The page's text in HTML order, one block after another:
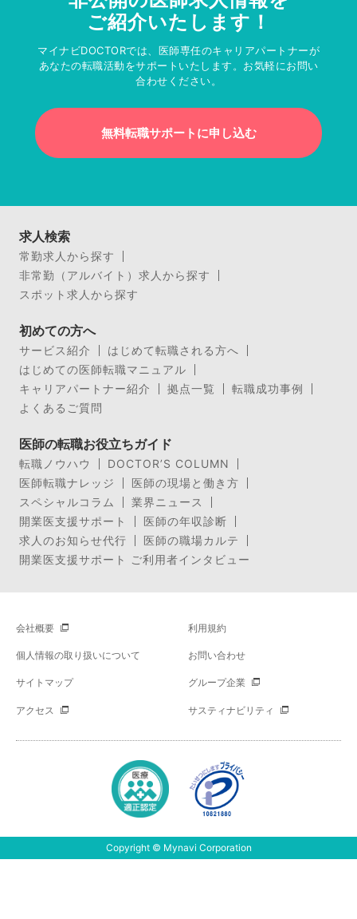
ご紹介いたします！
マイナビDOCTORでは、医師専任のキャリアパートナーが
あなたの転職活動をサポートいたします。お気軽にお問い
合わせください。
無料転職サポートに申し込む
求人検索
常勤求人から探す
非常勤（アルバイト）求人から探す
スポット求人から探す
初めての方へ
サービス紹介
はじめて転職される方へ
はじめての医師転職マニュアル
キャリアパートナー紹介
拠点一覧
転職成功事例
よくあるご質問
医師の転職お役立ちガイド
転職ノウハウ
DOCTOR’S COLUMN
医師転職ナレッジ
医師の現場と働き方
スペシャルコラム
業界ニュース
開業医支援サポート
医師の年収診断
求人のお知らせ代行
医師の職場カルテ
開業医支援サポート ご利用者インタビュー
会社概要 利用規約
個人情報の取り扱いについて お問い合わせ
サイトマップ グループ企業
アクセス サスティナビリティ
Copyright © Mynavi Corporation